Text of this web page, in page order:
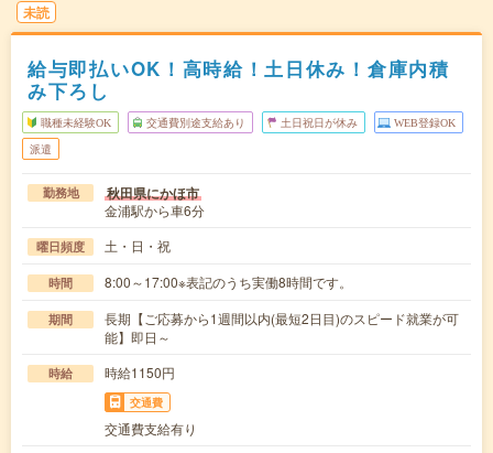
未読
給与即払いOK！高時給！土日休み！倉庫内積
み下ろし
職種未経験OK 交通費別途支給あり 土日祝日が休み WEB登録OK
派遣
勤務地 秋田県にかほ市
金浦駅から車6分
曜日頻度 土・日・祝
時間 8:00～17:00※表記のうち実働8時間です。
期間
長期【ご応募から1週間以内(最短2日目)のスピード就業が可
能】即日～
時給 時給1150円
交通費
交通費支給有り